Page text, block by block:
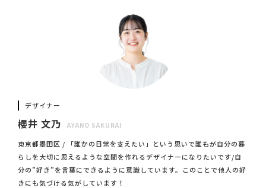
デザイナー
櫻井 文乃 AYANO SAKURAI
東京都墨田区 / 「誰かの日常を支えたい」という思いで誰もが自分の暮
らしを大切に思えるような空間を作れるデザイナーになりたいです/自
分の”好き”を言葉にできるように意識しています。このことで他人の好
きにも気づける気がしています！